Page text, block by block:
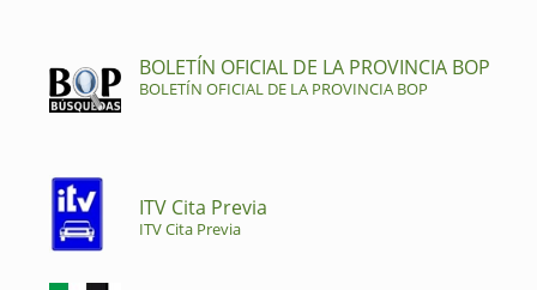
BOLETÍN OFICIAL DE LA PROVINCIA BOP
BOLETÍN OFICIAL DE LA PROVINCIA BOP
ITV Cita Previa
ITV Cita Previa